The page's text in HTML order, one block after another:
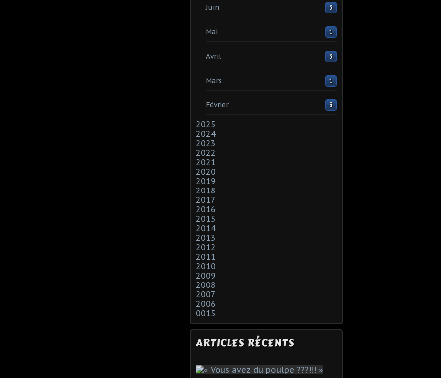
Juin 3
Mai 1
Avril 3
Mars 1
Février 3
2025
2024
2023
2022
2021
2020
2019
2018
2017
2016
2015
2014
2013
2012
2011
2010
2009
2008
2007
2006
0015
ARTICLES RÉCENTS